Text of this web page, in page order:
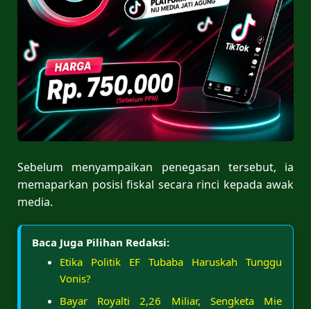
Sebelum menyampaikan penegasan tersebut, ia
memaparkan posisi fiskal secara rinci kepada awak
media.
Baca Juga Pilihan Redaksi:
Etika Politik EF Tubaba Haruskah Tunggu
Vonis?
Bayar Royalti 2,26 Miliar, Sengketa Mie